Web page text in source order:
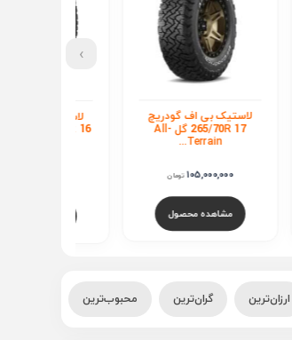
لاستیک بی اف گودریچ
275/70R 16 گل TERRAIN
T/A...
ناموجود
مشاهده محصول
›
ارزان‌ترین گران‌ترین محبوب‌ترین